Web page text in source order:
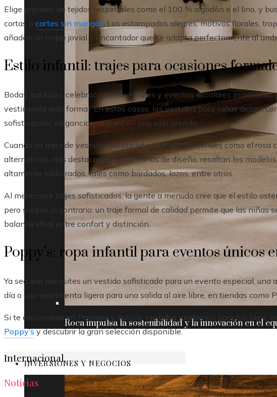
Roca impulsa la sostenibilidad y la innovación en el
INVERSIONES Y NEGOCIOS
Elige prendas de tejidos respirables como el 100 % algodón o el lino, y
cortas o cortes sin mangas. Los estampados alegres, motivos florales,
añaden un toque jovial y encantador que se adapta perfectamente al
Estilo infantil: trajes para ocasiones
Bodas, bautizos, celebraciones familiares y eventos escolares especiales
vestimenta más formal. En estos casos, los vestidos para niñas deben
sofisticación, elegancia y dulzura en una sola prenda.
Cuando se trata de vestidos sofisticados, los colores tenues como el rosa
alternativas más destacadas. En términos de diseño, resaltan los
altamente elaborados, tales como bordados, lazos, entre otros.
Al mencionar trajes sofisticados, la gente a menudo cree que el estilo
pero sucede lo contrario: un traje formal de calidad permite que las niñas
balance ideal entre confort y distinción.
Poppy’s: ropa infantil para eventos únicos
Ya sea que necesites un vestido sofisticado para un evento especial, una
día o una vestimenta ligera para una salida al aire libre, en tiendas como
Si te encuentras en Panamá y buscas vestidos modernos para tus hijas,
Poppy’sy descubrir la gran selección disponible.
Internacional
Noticias